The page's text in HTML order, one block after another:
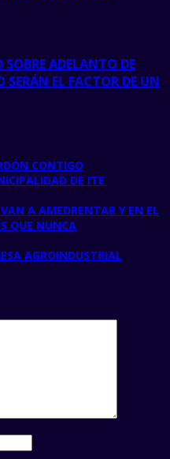
ADELANTO DE
SERÁN EL FACTOR DE UN
CONTIGO
DE ITE
A AMEDRENTAR Y EN EL
QUE NUNCA
AGROINDUSTRIAL